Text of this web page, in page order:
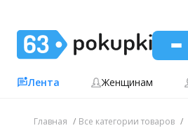
Лента Женщинам
Главная Все категории товаров